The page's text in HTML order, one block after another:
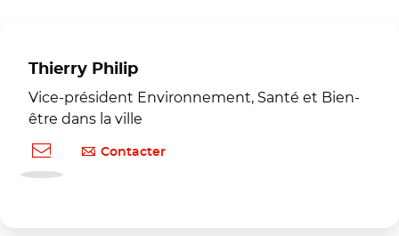
Thierry Philip
Vice-président Environnement, Santé et Bien-
être dans la ville
Contacter